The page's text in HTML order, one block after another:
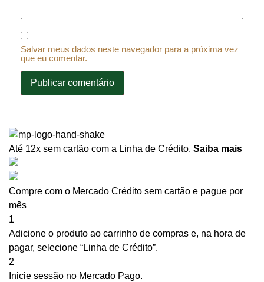
Salvar meus dados neste navegador para a próxima vez
que eu comentar.
Até 12x sem cartão com a Linha de Crédito. Saiba mais
Compre com o Mercado Crédito sem cartão e pague por
mês
1
Adicione o produto ao carrinho de compras e, na hora de
pagar, selecione “Linha de Crédito”.
2
Inicie sessão no Mercado Pago.